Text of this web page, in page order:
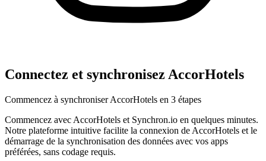
Connectez et synchronisez AccorHotels
Commencez à synchroniser AccorHotels en 3 étapes
Commencez avec AccorHotels et Synchron.io en quelques minutes.
Notre plateforme intuitive facilite la connexion de AccorHotels et le
démarrage de la synchronisation des données avec vos apps
préférées, sans codage requis.